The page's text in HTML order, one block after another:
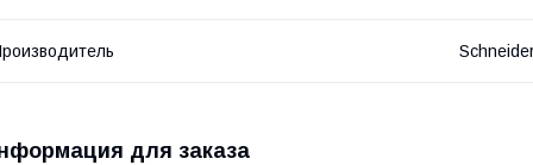
для заказа